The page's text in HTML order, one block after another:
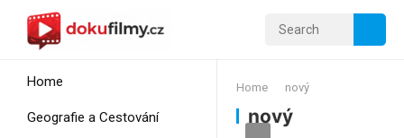
Home
Geografie a Cestování
Home nový
nový